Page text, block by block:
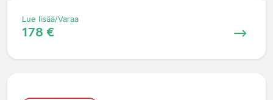
Lue lisää/Varaa
178 €